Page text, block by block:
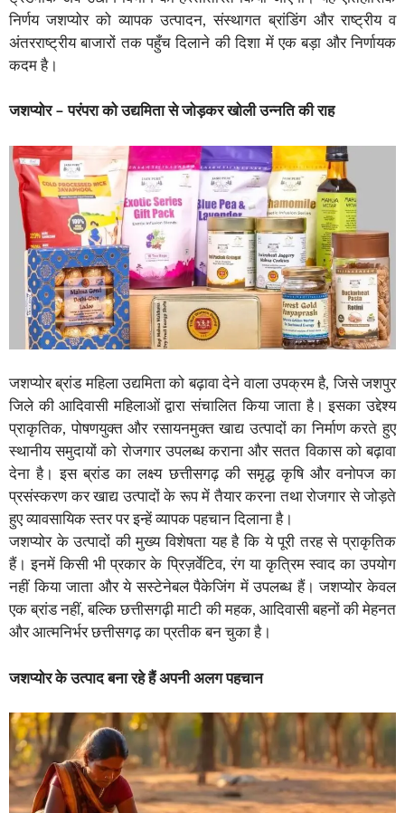
निर्णय जशप्योर को व्यापक उत्पादन, संस्थागत ब्रांडिंग और राष्ट्रीय व
अंतरराष्ट्रीय बाजारों तक पहुँच दिलाने की दिशा में एक बड़ा और निर्णायक
कदम है।
जशप्योर – परंपरा को उद्यमिता से जोड़कर खोली उन्नति की राह
जशप्योर ब्रांड महिला उद्यमिता को बढ़ावा देने वाला उपक्रम है, जिसे जशपुर
जिले की आदिवासी महिलाओं द्वारा संचालित किया जाता है। इसका उद्देश्य
प्राकृतिक, पोषणयुक्त और रसायनमुक्त खाद्य उत्पादों का निर्माण करते हुए
स्थानीय समुदायों को रोजगार उपलब्ध कराना और सतत विकास को बढ़ावा
देना है। इस ब्रांड का लक्ष्य छत्तीसगढ़ की समृद्ध कृषि और वनोपज का
प्रसंस्करण कर खाद्य उत्पादों के रूप में तैयार करना तथा रोजगार से जोड़ते
हुए व्यावसायिक स्तर पर इन्हें व्यापक पहचान दिलाना है।
जशप्योर के उत्पादों की मुख्य विशेषता यह है कि ये पूरी तरह से प्राकृतिक
हैं। इनमें किसी भी प्रकार के प्रिज़र्वेटिव, रंग या कृत्रिम स्वाद का उपयोग
नहीं किया जाता और ये सस्टेनेबल पैकेजिंग में उपलब्ध हैं। जशप्योर केवल
एक ब्रांड नहीं, बल्कि छत्तीसगढ़ी माटी की महक, आदिवासी बहनों की मेहनत
और आत्मनिर्भर छत्तीसगढ़ का प्रतीक बन चुका है।
जशप्योर के उत्पाद बना रहे हैं अपनी अलग पहचान